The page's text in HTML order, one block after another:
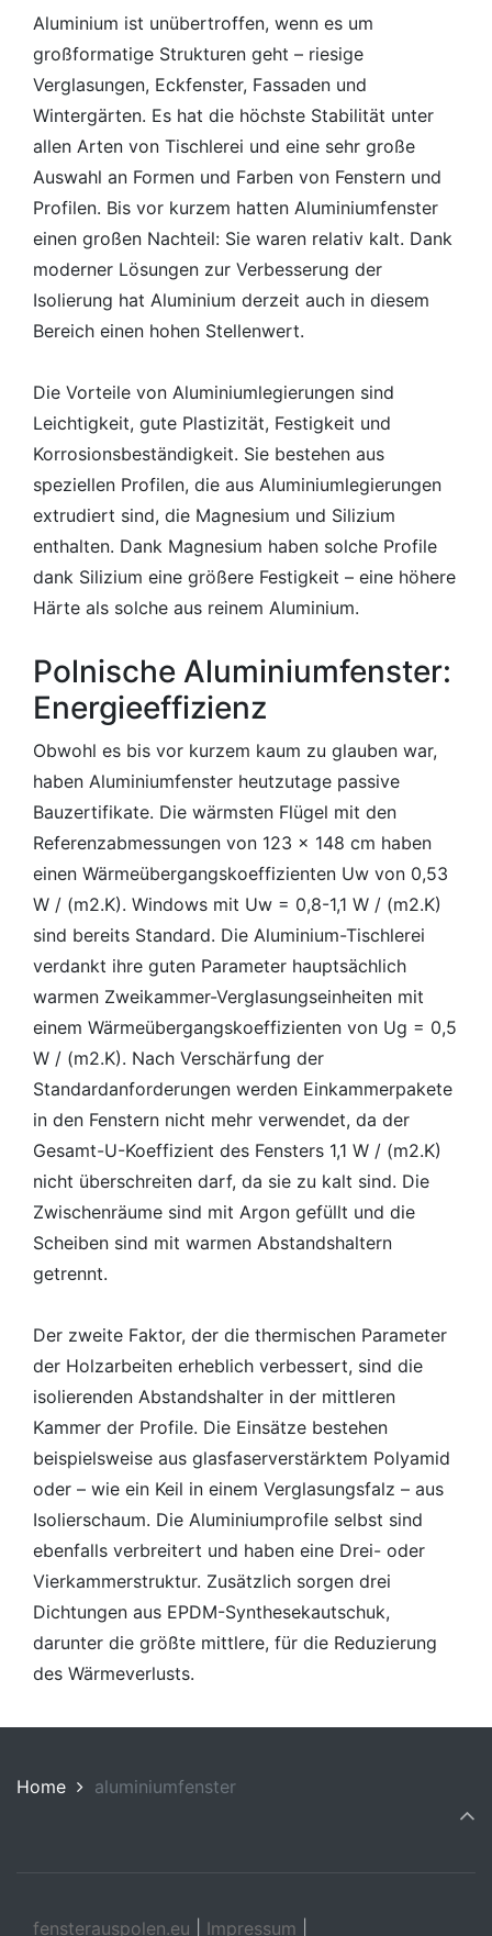
Aluminium ist unübertroffen, wenn es um
großformatige Strukturen geht – riesige
Verglasungen, Eckfenster, Fassaden und
Wintergärten. Es hat die höchste Stabilität unter
allen Arten von Tischlerei und eine sehr große
Auswahl an Formen und Farben von Fenstern und
Profilen. Bis vor kurzem hatten Aluminiumfenster
einen großen Nachteil: Sie waren relativ kalt. Dank
moderner Lösungen zur Verbesserung der
Isolierung hat Aluminium derzeit auch in diesem
Bereich einen hohen Stellenwert.
Die Vorteile von Aluminiumlegierungen sind
Leichtigkeit, gute Plastizität, Festigkeit und
Korrosionsbeständigkeit. Sie bestehen aus
speziellen Profilen, die aus Aluminiumlegierungen
extrudiert sind, die Magnesium und Silizium
enthalten. Dank Magnesium haben solche Profile
dank Silizium eine größere Festigkeit – eine höhere
Härte als solche aus reinem Aluminium.
Polnische Aluminiumfenster:
Energieeffizienz
Obwohl es bis vor kurzem kaum zu glauben war,
haben Aluminiumfenster heutzutage passive
Bauzertifikate. Die wärmsten Flügel mit den
Referenzabmessungen von 123 x 148 cm haben
einen Wärmeübergangskoeffizienten Uw von 0,53
W / (m2.K). Windows mit Uw = 0,8-1,1 W / (m2.K)
sind bereits Standard. Die Aluminium-Tischlerei
verdankt ihre guten Parameter hauptsächlich
warmen Zweikammer-Verglasungseinheiten mit
einem Wärmeübergangskoeffizienten von Ug = 0,5
W / (m2.K). Nach Verschärfung der
Standardanforderungen werden Einkammerpakete
in den Fenstern nicht mehr verwendet, da der
Gesamt-U-Koeffizient des Fensters 1,1 W / (m2.K)
nicht überschreiten darf, da sie zu kalt sind. Die
Zwischenräume sind mit Argon gefüllt und die
Scheiben sind mit warmen Abstandshaltern
getrennt.
Der zweite Faktor, der die thermischen Parameter
der Holzarbeiten erheblich verbessert, sind die
isolierenden Abstandshalter in der mittleren
Kammer der Profile. Die Einsätze bestehen
beispielsweise aus glasfaserverstärktem Polyamid
oder – wie ein Keil in einem Verglasungsfalz – aus
Isolierschaum. Die Aluminiumprofile selbst sind
ebenfalls verbreitert und haben eine Drei- oder
Vierkammerstruktur. Zusätzlich sorgen drei
Dichtungen aus EPDM-Synthesekautschuk,
darunter die größte mittlere, für die Reduzierung
des Wärmeverlusts.
Home aluminiumfenster
fensterauspolen.eu Impressum